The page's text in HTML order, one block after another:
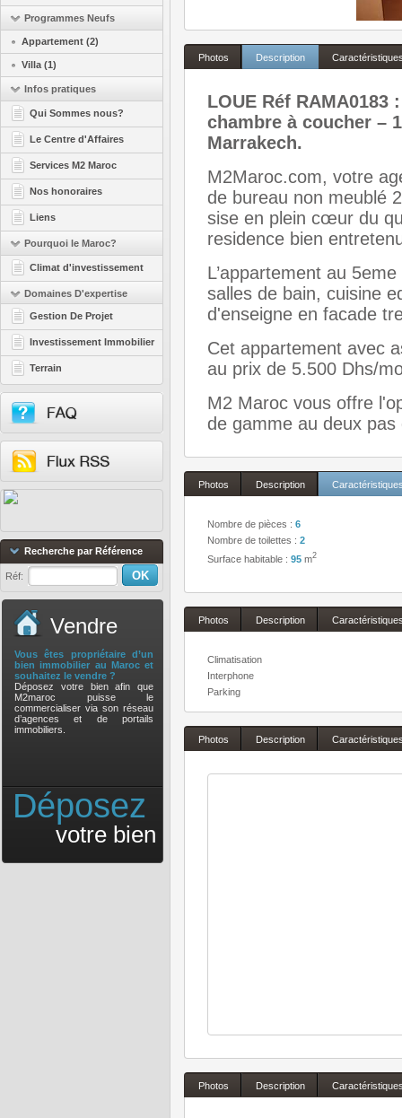
Programmes Neufs
Appartement (2)
Villa (1)
Infos pratiques
Qui Sommes nous?
Le Centre d'Affaires
Services M2 Maroc
Nos honoraires
Liens
Pourquoi le Maroc?
Climat d'investissement
Domaines D'expertise
Gestion De Projet
Investissement Immobilier
Terrain
Recherche par Référence
Réf:
Vendre
Vous êtes propriétaire d’un
bien immobilier au Maroc et
souhaitez le vendre ?
Déposez votre bien afin que
M2maroc puisse le
commercialiser via son réseau
d’agences et de portails
immobiliers.
Déposez
votre bien
Photos Description
LOUE Réf RAMA0183
chambre à coucher –
Marrakech.
M2Maroc.com, votre
de bureau non meublé
sise en plein cœur du
residence bien
L’appartement au
salles de bain, cuisine
d'enseigne en facade
Cet appartement avec
au prix de 5.500 Dhs/
M2 Maroc vous offre
de gamme au deux
Photos Description
Nombre de pièces : 6
Nombre de toilettes : 2
Surface habitable : 95 m2
Photos Description
Climatisation
Interphone
Parking
Photos Description
Photos Description